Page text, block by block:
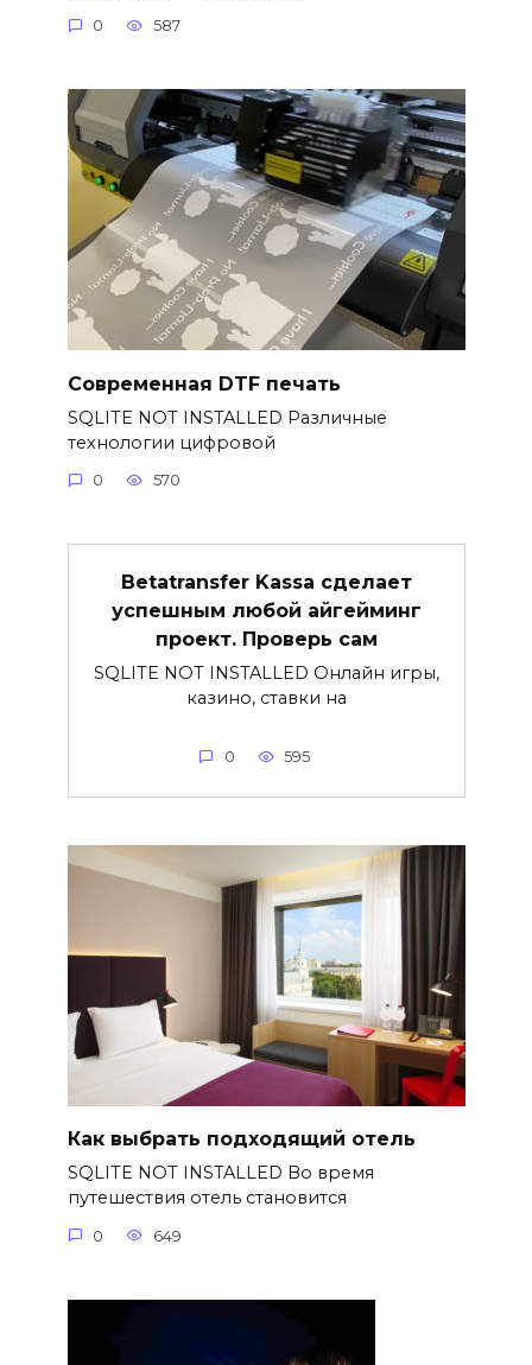
0 587
Современная DTF печать
SQLITE NOT INSTALLED Различные
технологии цифровой
0 570
Betatransfer Kassa сделает
успешным любой айгейминг
проект. Проверь сам
SQLITE NOT INSTALLED Онлайн игры,
казино, ставки на
0 595
Как выбрать подходящий отель
SQLITE NOT INSTALLED Во время
путешествия отель становится
0 649